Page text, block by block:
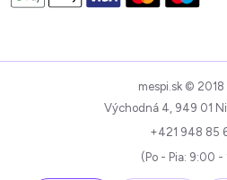
mespi.sk ©
Východná 4, 949 01
+421 948 85
(Po - Pia: 9:00